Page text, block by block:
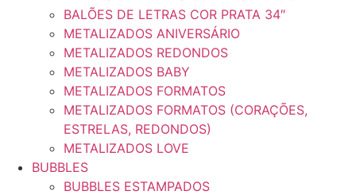
BALÕES DE LETRAS COR PRATA 34″
METALIZADOS ANIVERSÁRIO
METALIZADOS REDONDOS
METALIZADOS BABY
METALIZADOS FORMATOS
METALIZADOS FORMATOS (CORAÇÕES,
ESTRELAS, REDONDOS)
METALIZADOS LOVE
BUBBLES
BUBBLES ESTAMPADOS